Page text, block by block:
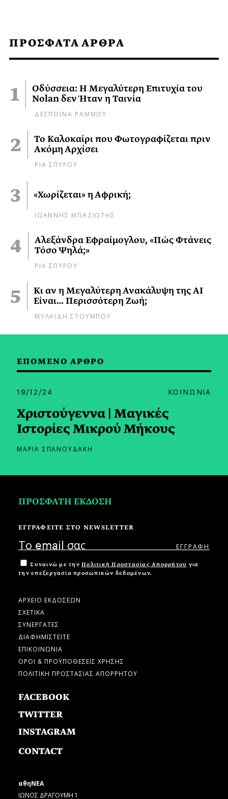
ΠΡΟΣΦΑΤΑ ΑΡΘΡΑ
Οδύσσεια: Η Μεγαλύτερη Επιτυχία του
Nolan δεν Ήταν η Ταινία
ΔΕΣΠΟΙΝΑ ΡΑΜΜΟΥ
Το Καλοκαίρι που Φωτογραφίζεται πριν
Ακόμη Αρχίσει
ΡΙΑ ΣΠΥΡΟΥ
«Χωρίζεται» η Αφρική;
ΙΩΑΝΝΗΣ ΜΠΑΖΙΩΤΗΣ
Αλεξάνδρα Εφραίμογλου, «Πώς Φτάνεις
Τόσο Ψηλά;»
ΡΙΑ ΣΠΥΡΟΥ
Κι αν η Μεγαλύτερη Ανακάλυψη της AI
Είναι… Περισσότερη Ζωή;
ΜΥΛΑΙΔΗ ΣΤΟΥΜΠΟΥ
ΕΠΟΜΕΝΟ ΑΡΘΡΟ
19/12/24 ΚΟΙΝΩΝΙΑ
Χριστούγεννα | Μαγικές
Ιστορίες Μικρού Μήκους
ΜΑΡΙΑ ΣΠΑΝΟΥΔΑΚΗ
ΠΡΟΣΦΑΤΗ ΕΚΔΟΣΗ
ΕΓΓΡΑΦΕΙΤΕ ΣΤΟ NEWSLETTER
Συναινώ με την Πολιτική Προστασίας Απορρήτου για
την επεξεργασία προσωπικών δεδομένων.
ΑΡΧΕΙΟ ΕΚΔΟΣΕΩΝ
ΣΧΕΤΙΚΑ
ΣΥΝΕΡΓΑΤΕΣ
ΔΙΑΦΗΜΙΣΤΕΙΤΕ
ΕΠΙΚΟΙΝΩΝΙΑ
ΟΡΟΙ & ΠΡΟΫΠΟΘΕΣΕΙΣ ΧΡΗΣΗΣ
ΠΟΛΙΤΙΚΗ ΠΡΟΣΤΑΣΙΑΣ ΑΠΟΡΡΗΤΟΥ
FACEBOOK
TWITTER
INSTAGRAM
CONTACT
αθηΝΕΑ
ΙΩΝΟΣ ΔΡΑΓΟΥΜΗ 1